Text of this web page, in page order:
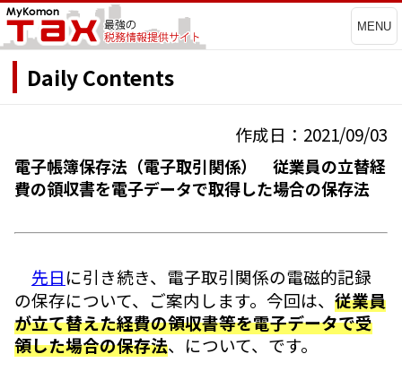
MENU
Daily Contents
作成日：2021/09/03
電子帳簿保存法（電子取引関係） 従業員の立替経
費の領収書を電子データで取得した場合の保存法
先日に引き続き、電子取引関係の電磁的記録
の保存について、ご案内します。今回は、 従業員
が立て替えた経費の領収書等を電子データで受
領した場合の保存法、について、です。